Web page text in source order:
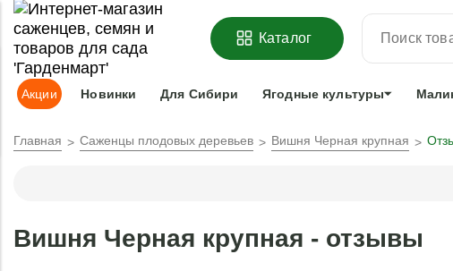
ОФОРМИТЬПРЕДЗАКАЗ =
Адрес доставки:Москва Доставка и оплата Гарантии
Каталог
Акции Новинки Для Сибири Ягодные культуры
Главная Саженцы плодовых деревьев Вишня Черная крупная
Вишня Черная крупная - отзывы